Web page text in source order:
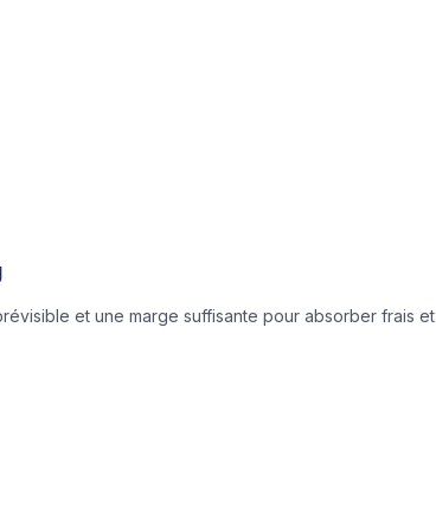
et une marge suffisante pour absorber frais et